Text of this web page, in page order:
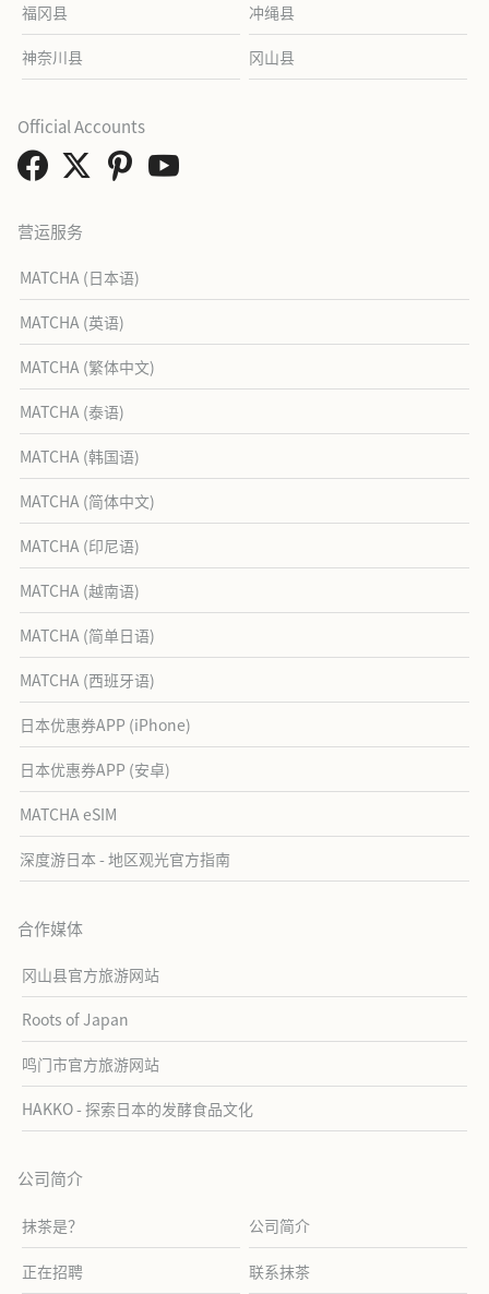
福冈县 冲绳县
神奈川县 冈山县
营运服务
MATCHA (日本语)
MATCHA (英语)
MATCHA (繁体中文)
MATCHA (泰语)
MATCHA (韩国语)
MATCHA (简体中文)
MATCHA (印尼语)
MATCHA (越南语)
MATCHA (简单日语)
MATCHA (西班牙语)
日本优惠券APP (iPhone)
日本优惠券APP (安卓)
MATCHA eSIM
深度游日本 - 地区观光官方指南
合作媒体
冈山县官方旅游网站
Roots of Japan
鸣门市官方旅游网站
HAKKO - 探索日本的发酵食品文化
公司简介
抹茶是？ 公司简介
正在招聘 联系抹茶
Official Accounts